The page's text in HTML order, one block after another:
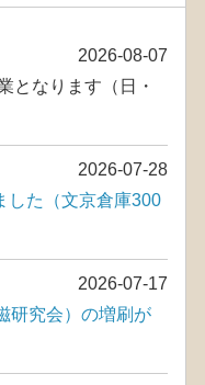
2026-08-07
となります（日・
2026-07-28
た（文京倉庫300
2026-07-17
研究会）の増刷が